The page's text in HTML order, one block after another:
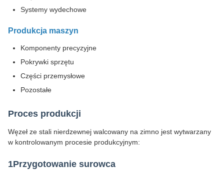
Systemy wydechowe
Produkcja maszyn
Komponenty precyzyjne
Pokrywki sprzętu
Części przemysłowe
Pozostałe
Proces produkcji
Węzeł ze stali nierdzewnej walcowany na zimno jest wytwarzany
w kontrolowanym procesie produkcyjnym:
1Przygotowanie surowca